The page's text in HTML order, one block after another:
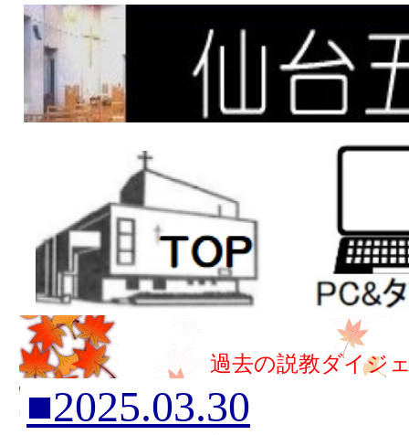
過去の説教ダイジ
■2025.03.30